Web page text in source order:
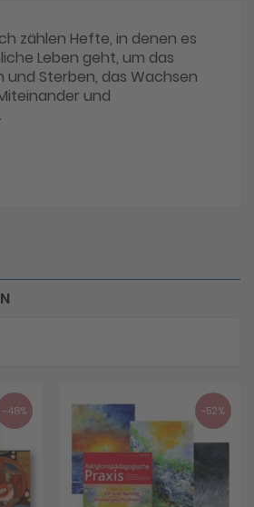
zählen Hefte, in denen es
Leben geht, um das
und Sterben, das Wachsen
und
-48% -52%